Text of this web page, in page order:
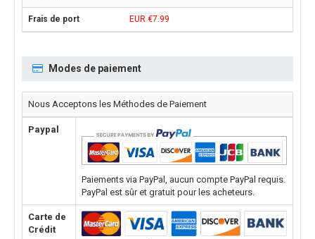
EUR €7.99
Modes de paiement
Nous Acceptons les Méthodes de Paiement
Paypal
Paiements via PayPal, aucun compte PayPal requis.
PayPal est sûr et gratuit pour les acheteurs.
Carte de
Crédit